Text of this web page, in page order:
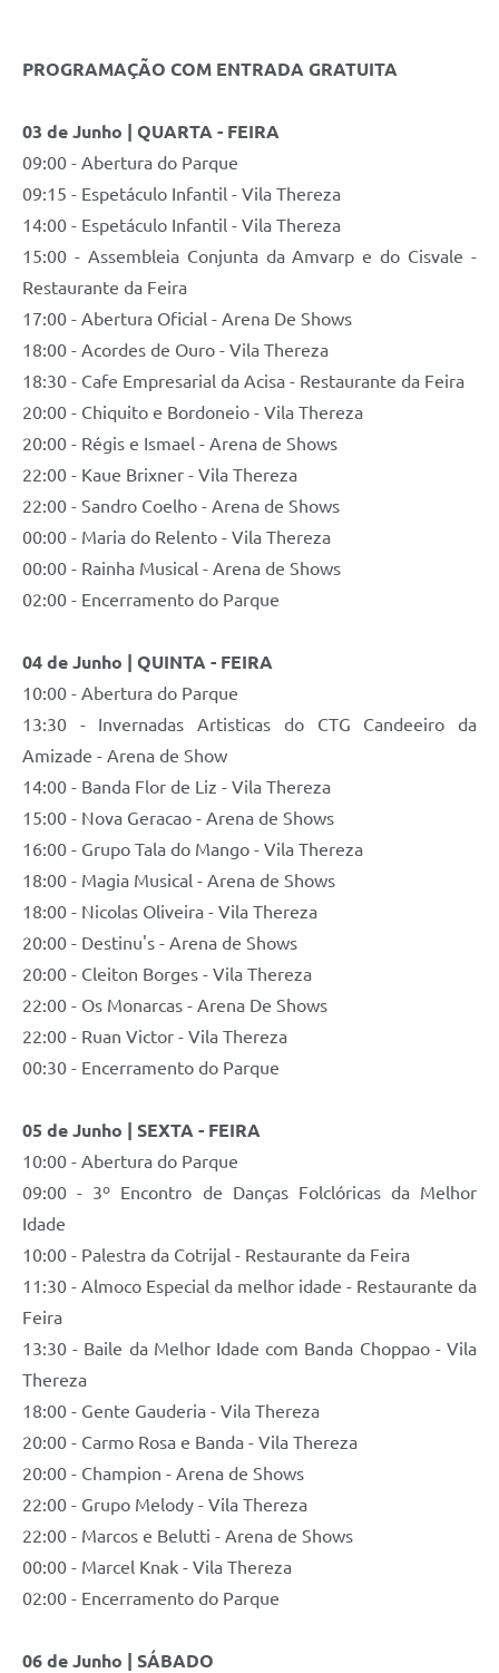
PROGRAMAÇÃO COM ENTRADA GRATUITA
03 de Junho | QUARTA - FEIRA
09:00 - Abertura do Parque
09:15 - Espetáculo Infantil - Vila Thereza
14:00 - Espetáculo Infantil - Vila Thereza
15:00 - Assembleia Conjunta da Amvarp e do Cisvale -
Restaurante da Feira
17:00 - Abertura Oficial - Arena De Shows
18:00 - Acordes de Ouro - Vila Thereza
18:30 - Cafe Empresarial da Acisa - Restaurante da Feira
20:00 - Chiquito e Bordoneio - Vila Thereza
20:00 - Régis e Ismael - Arena de Shows
22:00 - Kaue Brixner - Vila Thereza
22:00 - Sandro Coelho - Arena de Shows
00:00 - Maria do Relento - Vila Thereza
00:00 - Rainha Musical - Arena de Shows
02:00 - Encerramento do Parque
04 de Junho | QUINTA - FEIRA
10:00 - Abertura do Parque
13:30 - Invernadas Artisticas do CTG Candeeiro da
Amizade - Arena de Show
14:00 - Banda Flor de Liz - Vila Thereza
15:00 - Nova Geracao - Arena de Shows
16:00 - Grupo Tala do Mango - Vila Thereza
18:00 - Magia Musical - Arena de Shows
18:00 - Nicolas Oliveira - Vila Thereza
20:00 - Destinu's - Arena de Shows
20:00 - Cleiton Borges - Vila Thereza
22:00 - Os Monarcas - Arena De Shows
22:00 - Ruan Victor - Vila Thereza
00:30 - Encerramento do Parque
05 de Junho | SEXTA - FEIRA
10:00 - Abertura do Parque
09:00 - 3º Encontro de Danças Folclóricas da Melhor
Idade
10:00 - Palestra da Cotrijal - Restaurante da Feira
11:30 - Almoco Especial da melhor idade - Restaurante da
Feira
13:30 - Baile da Melhor Idade com Banda Choppao - Vila
Thereza
18:00 - Gente Gauderia - Vila Thereza
20:00 - Carmo Rosa e Banda - Vila Thereza
20:00 - Champion - Arena de Shows
22:00 - Grupo Melody - Vila Thereza
22:00 - Marcos e Belutti - Arena de Shows
00:00 - Marcel Knak - Vila Thereza
02:00 - Encerramento do Parque
06 de Junho | SÁBADO